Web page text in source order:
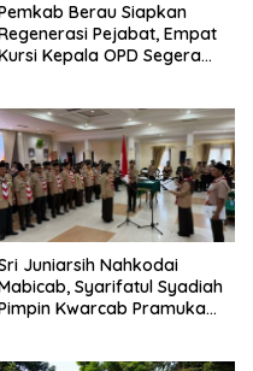
Berau Siapkan
Pejabat, Empat
Kepala OPD Segera
Juniarsih Nahkodai
Syarifatul Syadiah
Kwarcab Pramuka